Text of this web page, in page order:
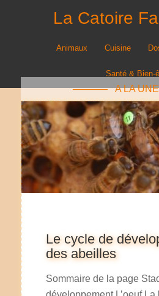
La Catoire
Animaux Cuisine
Santé & Bien-
A LA UNE
Le cycle de
des abeilles
Sommaire de la page